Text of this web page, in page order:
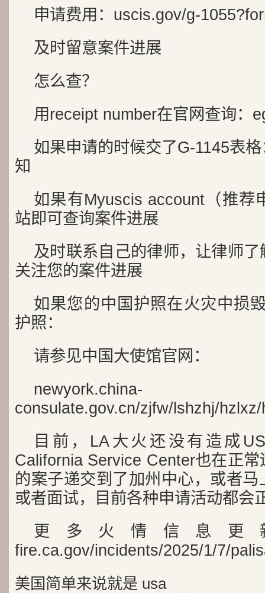
申请费用：uscis.gov/g-
及时留意案件进展
怎么查？
用receipt number在官网查询：
如果申请的时候交了G-1145表
知
如果有Myuscis account（推荐
站即可查询案件进展
及时联系自己的律师，让律师
关注您的案件进展
如果您的中国护照在火灾中损
护照：
请参见中国大使馆官网：
newyork.china-
consulate.gov.cn/zjfw/lshzhj/
目前，LA大火还没有造成
California Service Center也在正
的案子递交到了加州中心，或者
或者面试，目前各种申请活动都会
更多火情信息更
fire.ca.gov/incidents/2025/1/7/
美国简单来说就是 usa